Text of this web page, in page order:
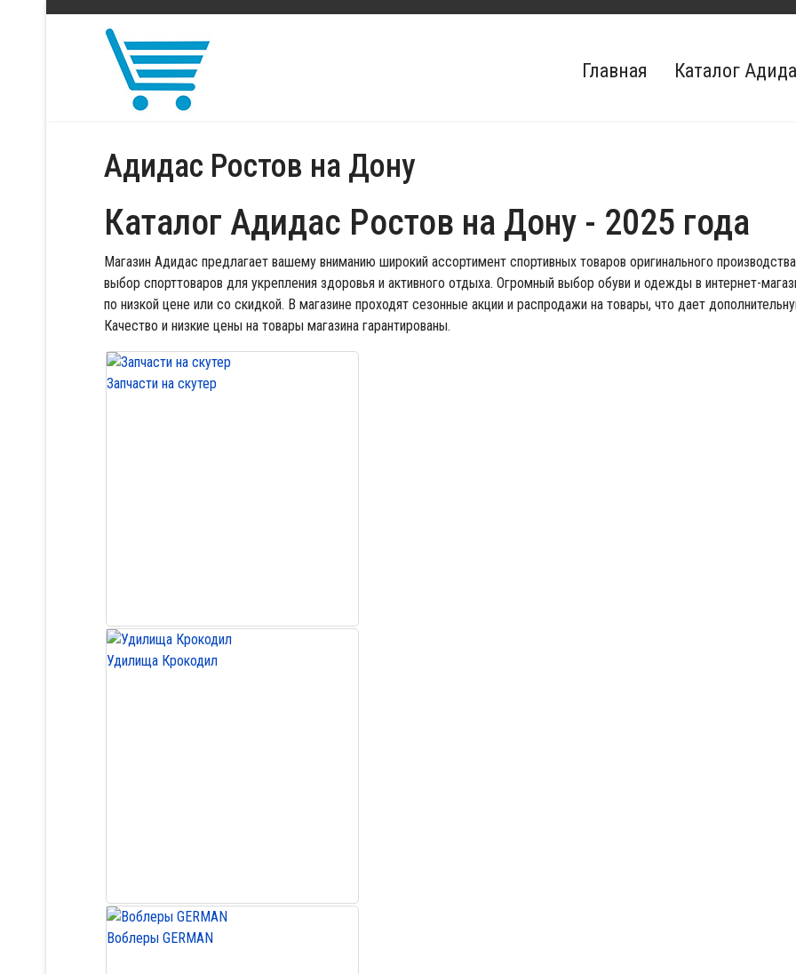
Главная Каталог
Адидас Ростов на Дону
Каталог Адидас Ростов на Дону - 2025 года
Магазин Адидас предлагает вашему вниманию широкий ассортимент спортивных товаров оригинального
выбор спорттоваров для укрепления здоровья и активного отдыха. Огромный выбор обуви и одежды в интернет-
по низкой цене или со скидкой. В магазине проходят сезонные акции и распродажи на товары, что дает
Качество и низкие цены на товары магазина гарантированы.
Запчасти на скутер
Удилища Крокодил
Воблеры GERMAN